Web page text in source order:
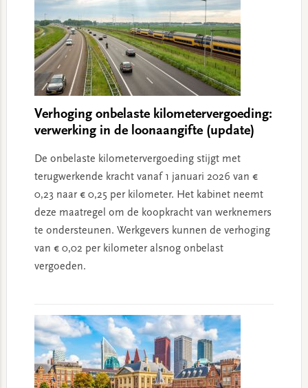
Verhoging onbelaste kilometervergoeding:
verwerking in de loonaangifte (update)
De onbelaste kilometervergoeding stijgt met
terugwerkende kracht vanaf 1 januari 2026 van €
0,23 naar € 0,25 per kilometer. Het kabinet neemt
deze maatregel om de koopkracht van werknemers
te ondersteunen. Werkgevers kunnen de verhoging
van € 0,02 per kilometer alsnog onbelast
vergoeden.